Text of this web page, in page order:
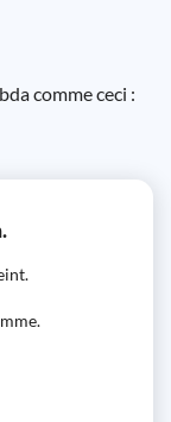
comme ceci :